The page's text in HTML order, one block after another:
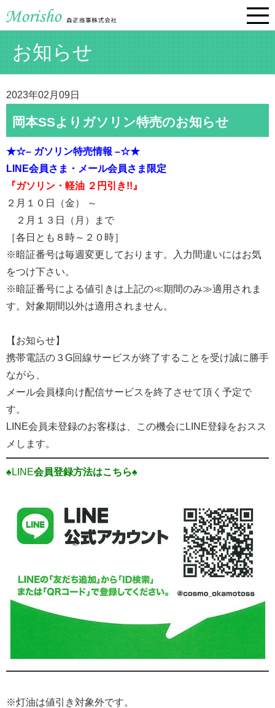
お知らせ
2023年02月09日
岡本SSよりガソリン特売のお知らせ
★☆– ガソリン特売情報 –☆★
LINE会員さま・ メール会員さま限定
『ガソリン・軽油 ２円引き!!』
２月１０日（金） ～
２月１３日（月）まで
［各日とも８時～２０時］
※暗証番号は毎週変更しております。入力間違いにはお気
をつけ下さい。
※暗証番号による値引きは上記の≪期間のみ≫適用されま
す。対象期間以外は適用されません。
【お知らせ】
携帯電話の３G回線サービスが終了することを受け誠に勝手
ながら、
メール会員様向け配信サービスを終了させて頂く予定で
す。
LINE会員未登録のお客様は、この機会にLINE登録をおスス
メします。
♠LINE会員登録方法はこちら♠
※灯油は値引き対象外です。